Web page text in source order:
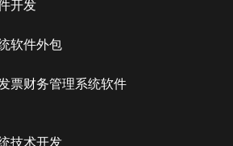
开发
软件外包
票财务管理系统软件
技术开发